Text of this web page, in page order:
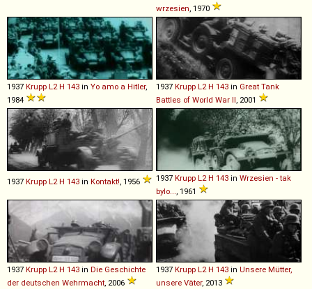
wrzesien, 1970
1937 Krupp L2 H 143 in Yo amo a Hitler,
1984
1937 Krupp L2 H 143 in Great Tank
Battles of World War II, 2001
1937 Krupp L2 H 143 in Kontakt!, 1956 1937 Krupp L2 H 143 in Wrzesien - tak
bylo..., 1961
1937 Krupp L2 H 143 in Die Geschichte
der deutschen Wehrmacht, 2006
1937 Krupp L2 H 143 in Unsere Mütter,
unsere Väter, 2013